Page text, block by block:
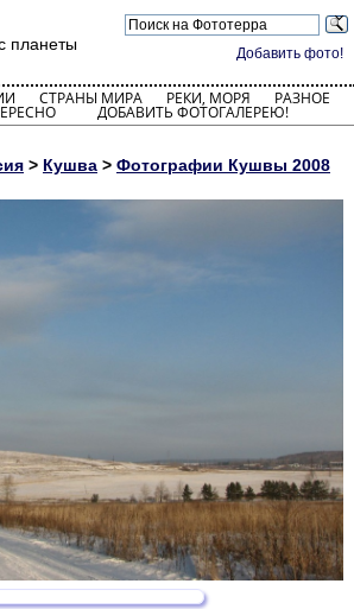
Добавить фото!
планеты
СТРАНЫ МИРА РЕКИ, МОРЯ РАЗНОЕ
ДОБАВИТЬ ФОТОГАЛЕРЕЮ!
> Кушва > Фотографии Кушвы 2008